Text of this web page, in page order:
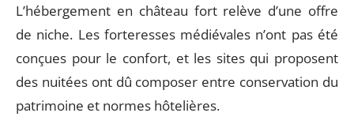
L’hébergement en château fort relève d’une offre
de niche. Les forteresses médiévales n’ont pas été
conçues pour le confort, et les sites qui proposent
des nuitées ont dû composer entre conservation du
patrimoine et normes hôtelières.